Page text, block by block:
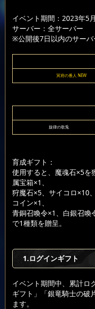
イベント期間：2023年5
サーバー：全サーバー
※公開後7日以内のサー
冥府の番人 NEW
旋律の歌兎
育成ギフト：
使用すると、魔魂石×5を
属宝箱×1、
狩魔石×5、サイコロ×10
コイン×1、
青銅召喚令×1、白銀召喚
で1種類を贈呈。
1.ログインギフト
イベント期間中、累計ロ
ギフト」「銀竜騎士の破
ます。